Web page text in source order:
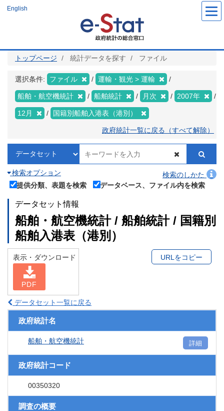
ツ
English
トップページ 統計データを探す ファイル
選択条件: ファイル 運輸・観光 > 運輸
船舶・航空機統計 船舶統計 月次 2007年
12月 国籍別船舶入港表（港別）
政府統計一覧に戻る（すべて解除）
検索オプション
検索のしかた
提供分類、表題を検索
データベース、ファイル内を検索
データセット情報
船舶・航空機統計 / 船舶統計 / 国籍別
船舶入港表（港別）
表示・ダウンロード
PDF
URLをコピー
データセット一覧に戻る
政府統計名
船舶・航空機統計 詳細
政府統計コード
00350320
調査の概要